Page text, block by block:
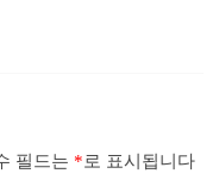
필드는 *로 표시됩니다